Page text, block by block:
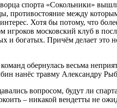
спорта «Сокольники»
противостояние между
Хотя бы потому, что
игроков московский клуб в
и богатых. Причём делает это
команд обернулась весьма
нанёс травму Александру
вопросом, будут ли
– никакой вендетты не